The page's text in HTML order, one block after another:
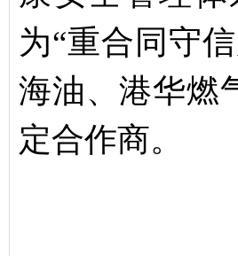
为“重合同守
海油、港华
定合作商。